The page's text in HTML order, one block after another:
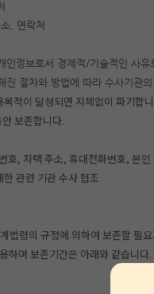
, 연락처
정보로서 경제적/기술적인 사
절차와 방법에 따라 수사기관
적이 달성되면 지체없이 파기합
보존합니다.
, 자택 주소, 휴대전화번호, 본
관련 기관 수사 협조
법령의 규정에 의하여 보존할
하며 보존기간은 아래와 같습니다.